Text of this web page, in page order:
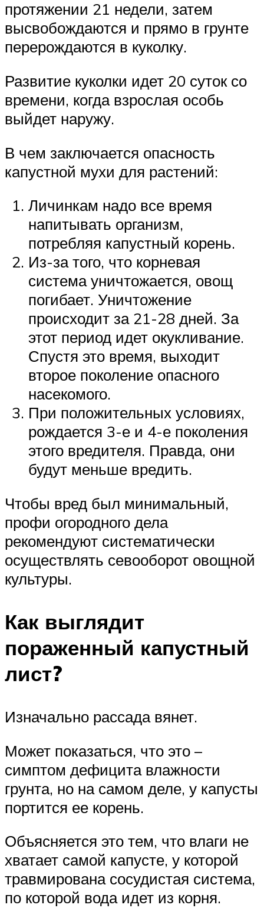
протяжении 21 недели, затем
высвобождаются и прямо в грунте
перерождаются в куколку.
Развитие куколки идет 20 суток со
времени, когда взрослая особь
выйдет наружу.
В чем заключается опасность
капустной мухи для растений:
Личинкам надо все время
напитывать организм,
потребляя капустный корень.
Из-за того, что корневая
система уничтожается, овощ
погибает. Уничтожение
происходит за 21-28 дней. За
этот период идет окукливание.
Спустя это время, выходит
второе поколение опасного
насекомого.
При положительных условиях,
рождается 3-е и 4-е поколения
этого вредителя. Правда, они
будут меньше вредить.
Чтобы вред был минимальный,
профи огородного дела
рекомендуют систематически
осуществлять севооборот овощной
культуры.
Как выглядит
пораженный капустный
лист?
Изначально рассада вянет.
Может показаться, что это –
симптом дефицита влажности
грунта, но на самом деле, у капусты
портится ее корень.
Объясняется это тем, что влаги не
хватает самой капусте, у которой
травмирована сосудистая система,
по которой вода идет из корня.